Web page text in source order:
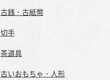
古銭・古紙幣
切手
茶道具
古いおもちゃ・人形